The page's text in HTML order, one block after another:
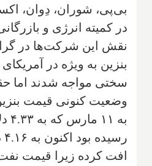
بی‌پی، شوران، دِوان،
در کمیته انرژی و
نقش این شرکت‌ها در
بنزین به ویژه در
سختی مواجه شدند اما
وضعیت کنونی قیمت
افت کرده زیرا قیمت